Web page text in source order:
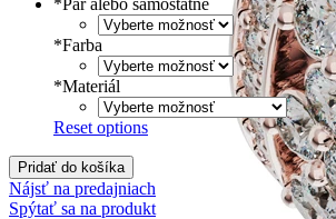
*Farba
*Materiál
Reset options
Pridať do košíka
Nájsť na predajniach
Spýtať sa na produkt